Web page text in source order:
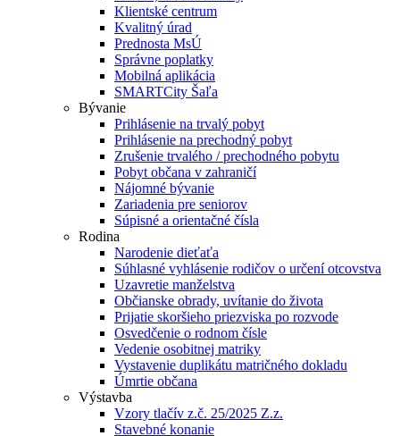
Klientské centrum
Kvalitný úrad
Prednosta MsÚ
Správne poplatky
Mobilná aplikácia
SMARTCity Šaľa
Bývanie
Prihlásenie na trvalý pobyt
Prihlásenie na prechodný pobyt
Zrušenie trvalého / prechodného pobytu
Pobyt občana v zahraničí
Nájomné bývanie
Zariadenia pre seniorov
Súpisné a orientačné čísla
Rodina
Narodenie dieťaťa
Súhlasné vyhlásenie rodičov o určení otcovstva
Uzavretie manželstva
Občianske obrady, uvítanie do života
Prijatie skoršieho priezviska po rozvode
Osvedčenie o rodnom čísle
Vedenie osobitnej matriky
Vystavenie duplikátu matričného dokladu
Úmrtie občana
Výstavba
Vzory tlačív z.č. 25/2025 Z.z.
Stavebné konanie